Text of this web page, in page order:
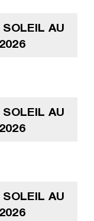
SOLEIL AU
SOLEIL AU
SOLEIL AU